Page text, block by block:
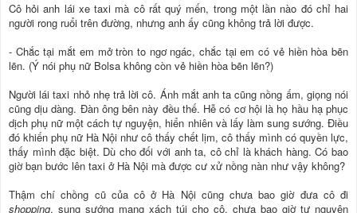
Cô hỏi anh lái xe taxi mà cô rất quý mến, trong một lần nào đó chỉ hai
người rong ruổi trên đường, nhưng anh ấy cũng không trả lời được.
- Chắc tại mắt em mở tròn to ngơ ngác, chắc tại em có vẻ hiền hòa bẽn
lẽn. (Ý nói phụ nữ Bolsa không còn vẻ hiền hòa bẽn lẽn?)
Người lái taxi nhỏ nhẹ trả lời cô. Ánh mắt anh ta cũng nồng ấm, giọng nói
cũng dịu dàng. Đàn ông bên này đều thế. Hễ có cơ hội là họ hầu hạ phục
dịch phụ nữ một cách tự nguyện, hiển nhiên và lấy làm sung sướng. Điều
đó khiến phụ nữ Hà Nội như cô thấy chết lịm, cô thấy mình có quyền lực,
thấy mình đặc biệt. Dù cho đối với anh ta, cô chỉ là khách hàng. Có bao
giờ bạn bước lên taxi ở Hà Nội mà được cư xử nồng nàn như vậy không?
Thậm chí chồng cũ của cô ở Hà Nội cũng chưa bao giờ đưa cô đi
shopping, sung sướng mang xách túi cho cô, chưa bao giờ tự nguyện